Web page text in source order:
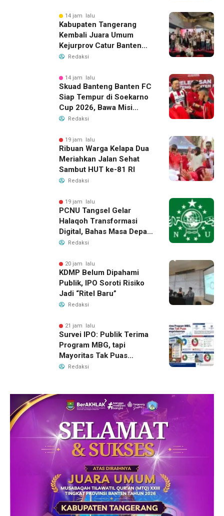
14 jam lalu
Kabupaten Tangerang
Kembali Juara Umum
Kejurprov Catur Banten
2026, Raih 24 Medali
Redaksi
14 jam lalu
Skuad Banteng Banten FC
Siap Tempur di Soekarno
Cup 2026, Bawa Misi
Harumkan Nama Banten
Redaksi
19 jam lalu
Ribuan Warga Kelapa Dua
Meriahkan Jalan Sehat
Sambut HUT ke-81 RI
Redaksi
19 jam lalu
PCNU Tangsel Gelar
Halaqoh Transformasi
Digital, Bahas Masa Depan
NU di Era Disrupsi
Redaksi
20 jam lalu
KDMP Belum Dipahami
Publik, IPO Soroti Risiko
Jadi “Ritel Baru”
Redaksi
21 jam lalu
Survei IPO: Publik Terima
Program MBG, tapi
Mayoritas Tak Puas
dengan Pengelolaannya
Redaksi